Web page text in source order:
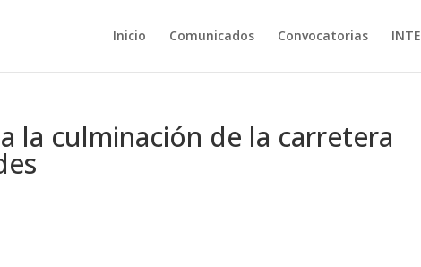
Inicio Comunicados Convocatorias
la culminación de la carretera